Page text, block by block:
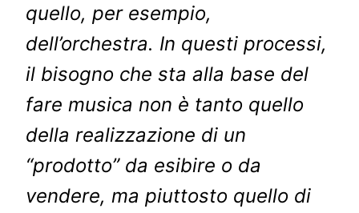
quello, per esempio,
dell’orchestra. In questi processi,
il bisogno che sta alla base del
fare musica non è tanto quello
della realizzazione di un
“prodotto” da esibire o da
vendere, ma piuttosto quello di